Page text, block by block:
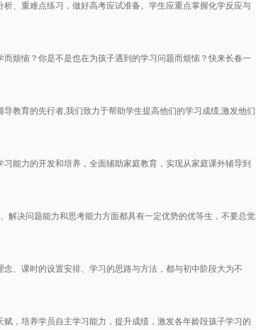
、重难点练习，做好高考应试准备。学生应重点掌握化学反应与
烦恼？你是不是也在为孩子遇到的学习问题而烦恼？快来长春一
教育的先行者,我们致力于帮助学生提高他们的学习成绩,激发他们
能力的开发和培养，全面辅助家庭教育，实现从家庭课外辅导到
解决问题能力和思考能力方面都具有一定优势的优等生，不要总觉
、课时的设置安排、学习的思路与方法，都与初中阶段大为不
，培养学员自主学习能力，提升成绩，激发各年龄段孩子学习的